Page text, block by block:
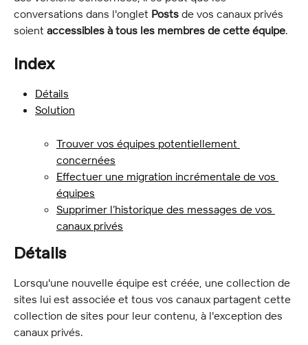
conversations dans l'onglet Posts de vos canaux privés
soient accessibles à tous les membres de cette équipe.
Index
Détails
Solution
Trouver vos équipes potentiellement
concernées
Effectuer une migration incrémentale de vos
équipes
Supprimer l’historique des messages de vos
canaux privés
Détails
Lorsqu'une nouvelle équipe est créée, une collection de
sites lui est associée et tous vos canaux partagent cette
collection de sites pour leur contenu, à l'exception des
canaux privés.